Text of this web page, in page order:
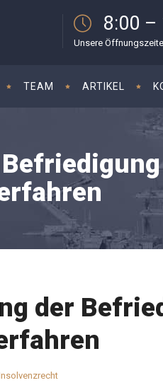
8:00 –
Unsere
TEAM ARTIKEL
der